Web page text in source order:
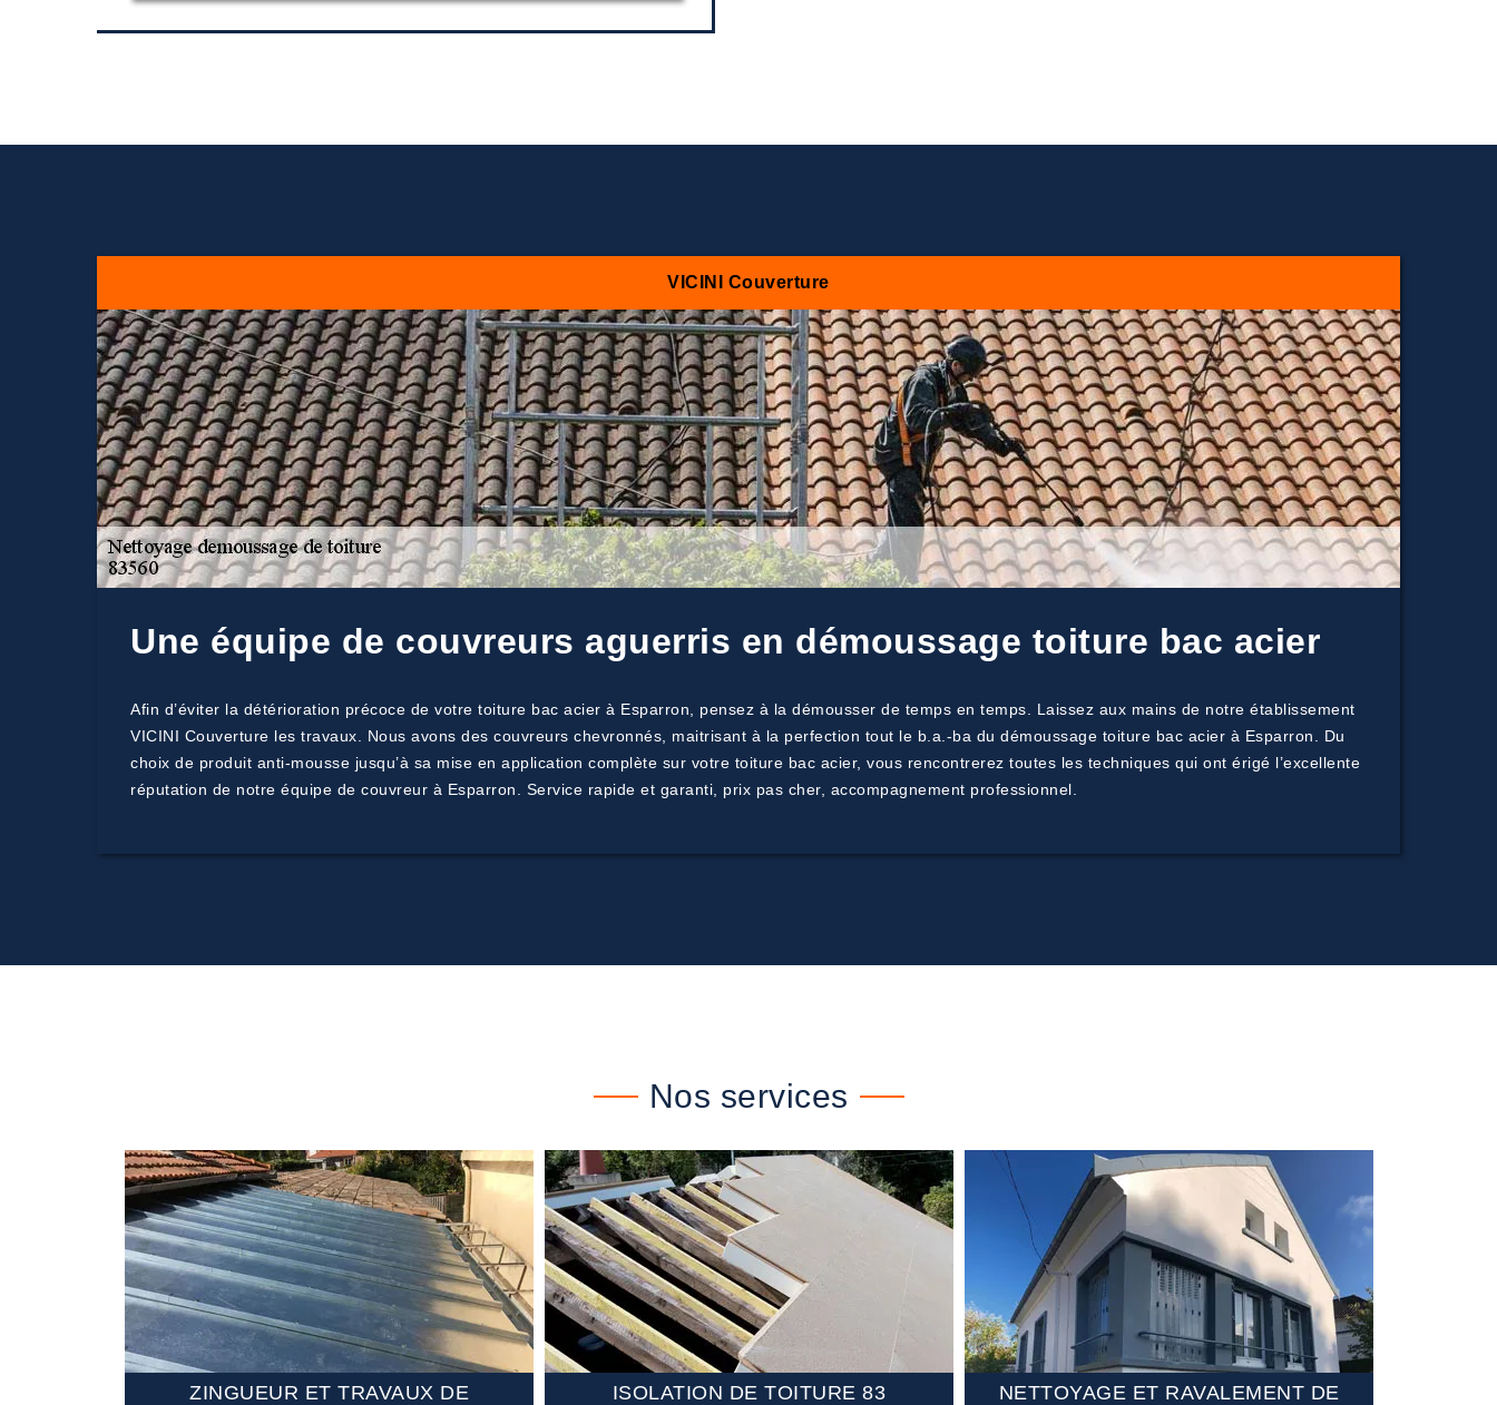
VICINI Couverture
Une équipe de couvreurs aguerris en démoussage toiture bac acier
Afin d’éviter la détérioration précoce de votre toiture bac acier à Esparron, pensez à la démousser de temps en temps. Laissez aux mains de notre établissement
VICINI Couverture les travaux. Nous avons des couvreurs chevronnés, maitrisant à la perfection tout le b.a.-ba du démoussage toiture bac acier à Esparron. Du
choix de produit anti-mousse jusqu’à sa mise en application complète sur votre toiture bac acier, vous rencontrerez toutes les techniques qui ont érigé l’excellente
réputation de notre équipe de couvreur à Esparron. Service rapide et garanti, prix pas cher, accompagnement professionnel.
Nos services
ZINGUEUR ET TRAVAUX DE ISOLATION DE TOITURE 83 NETTOYAGE ET RAVALEMENT DE